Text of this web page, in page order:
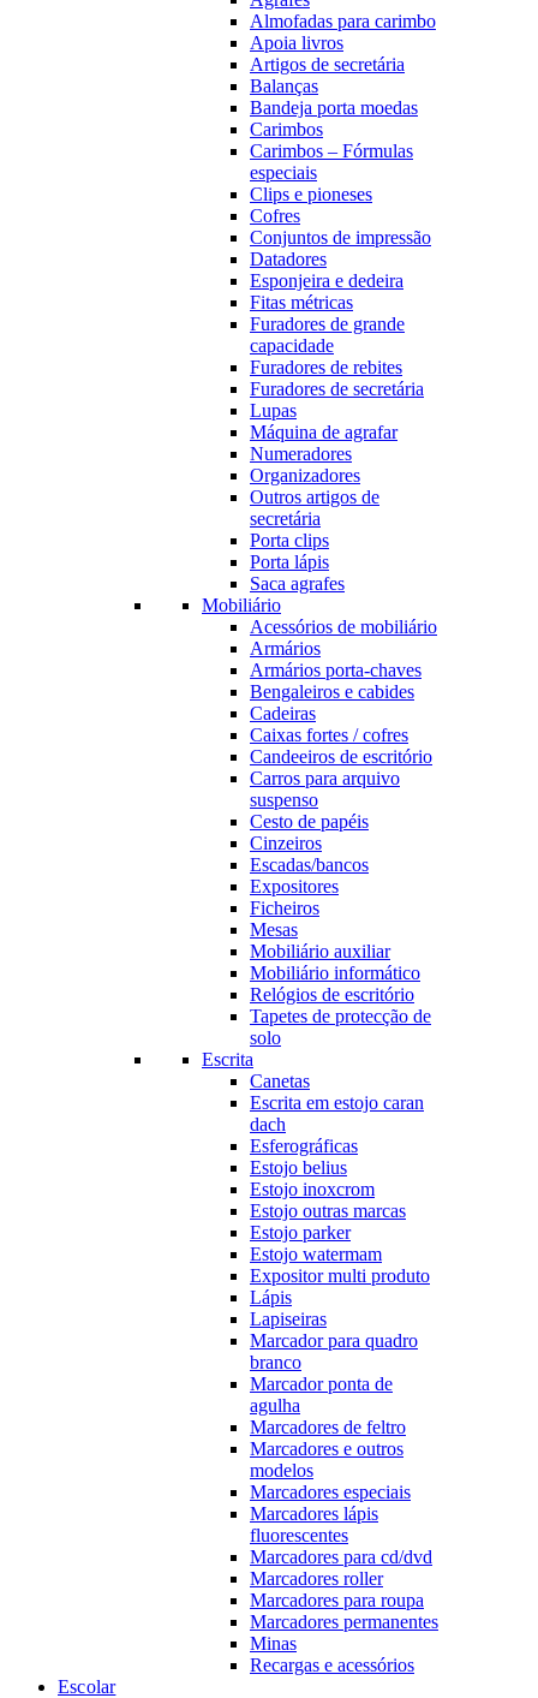
Almofadas para carimbo
Apoia livros
Artigos de secretária
Balanças
Bandeja porta moedas
Carimbos
Carimbos – Fórmulas
especiais
Clips e pioneses
Cofres
Conjuntos de impressão
Datadores
Esponjeira e dedeira
Fitas métricas
Furadores de grande
capacidade
Furadores de rebites
Furadores de secretária
Lupas
Máquina de agrafar
Numeradores
Organizadores
Outros artigos de
secretária
Porta clips
Porta lápis
Saca agrafes
Mobiliário
Acessórios de mobiliário
Armários
Armários porta-chaves
Bengaleiros e cabides
Cadeiras
Caixas fortes / cofres
Candeeiros de escritório
Carros para arquivo
suspenso
Cesto de papéis
Cinzeiros
Escadas/bancos
Expositores
Ficheiros
Mesas
Mobiliário auxiliar
Mobiliário informático
Relógios de escritório
Tapetes de protecção de
solo
Escrita
Canetas
Escrita em estojo caran
dach
Esferográficas
Estojo belius
Estojo inoxcrom
Estojo outras marcas
Estojo parker
Estojo watermam
Expositor multi produto
Lápis
Lapiseiras
Marcador para quadro
branco
Marcador ponta de
agulha
Marcadores de feltro
Marcadores e outros
modelos
Marcadores especiais
Marcadores lápis
fluorescentes
Marcadores para cd/dvd
Marcadores roller
Marcadores para roupa
Marcadores permanentes
Minas
Recargas e acessórios
Escolar